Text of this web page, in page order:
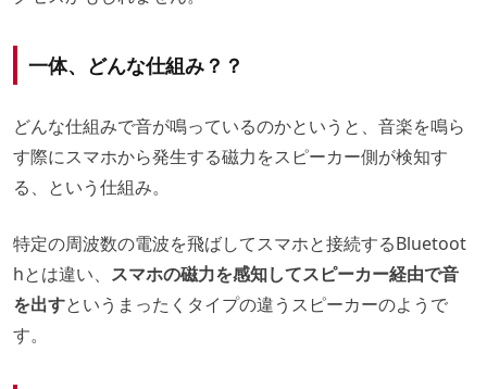
一体、どんな仕組み？？
どんな仕組みで音が鳴っているのかというと、音楽を鳴ら
す際にスマホから発生する磁力をスピーカー側が検知す
る、という仕組み。
特定の周波数の電波を飛ばしてスマホと接続するBluetoot
hとは違い、 スマホの磁力を感知してスピーカー経由で音
を出すというまったくタイプの違うスピーカーのようで
す。